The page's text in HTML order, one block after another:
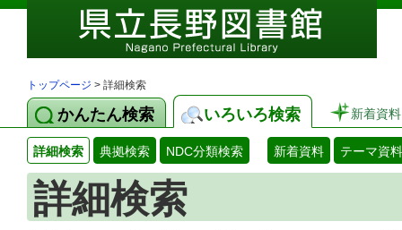
トップページ > 詳細検索
かんたん検索 いろいろ検索 新着資料
詳細検索 典拠検索 NDC分類検索 新着資料 テーマ資料
詳細検索